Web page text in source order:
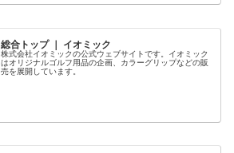
総合トップ ｜ イオミック
株式会社イオミックの公式ウェブサイトです。イオミック
はオリジナルゴルフ用品の企画、カラーグリップなどの販
売を展開しています。